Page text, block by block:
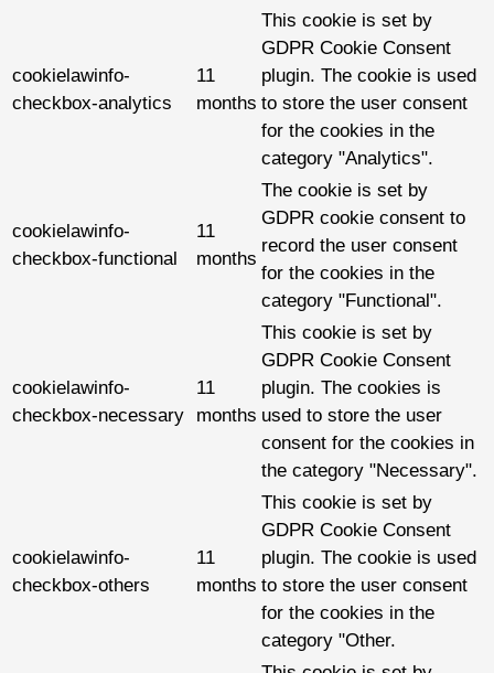
cookielawinfo-
checkbox-analytics
11
months
This cookie is set by
GDPR Cookie Consent
plugin. The cookie is used
to store the user consent
for the cookies in the
category "Analytics".
cookielawinfo-
checkbox-functional
11
months
The cookie is set by
GDPR cookie consent to
record the user consent
for the cookies in the
category "Functional".
cookielawinfo-
checkbox-necessary
11
months
This cookie is set by
GDPR Cookie Consent
plugin. The cookies is
used to store the user
consent for the cookies in
the category "Necessary".
cookielawinfo-
checkbox-others
11
months
This cookie is set by
GDPR Cookie Consent
plugin. The cookie is used
to store the user consent
for the cookies in the
category "Other.